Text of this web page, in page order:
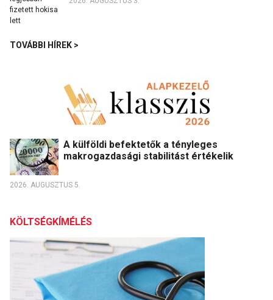
TOVÁBBI HÍREK >
A külföldi befektetők a tényleges
makrogazdasági stabilitást értékelik
2026. AUGUSZTUS 5.
KÖLTSÉGKÍMÉLÉS